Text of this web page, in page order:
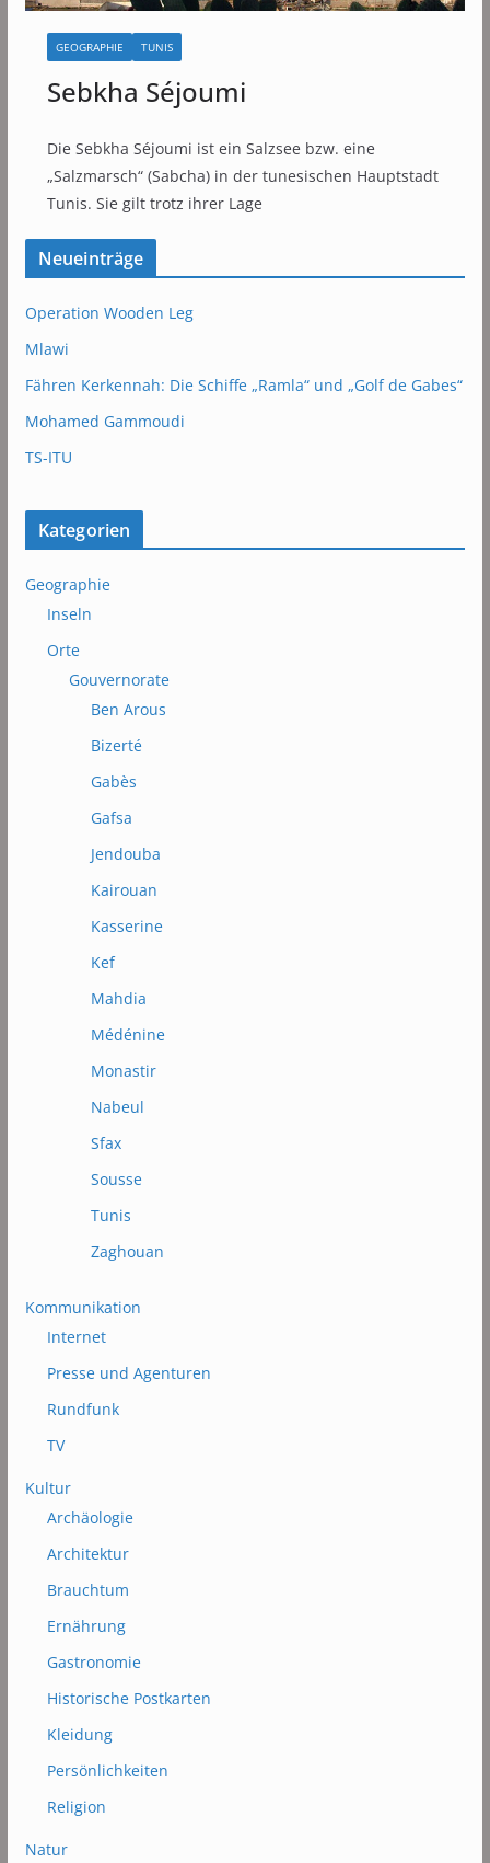
GEOGRAPHIE TUNIS
Sebkha Séjoumi
Die Sebkha Séjoumi ist ein Salzsee bzw. eine
„Salzmarsch“ (Sabcha) in der tunesischen Hauptstadt
Tunis. Sie gilt trotz ihrer Lage
Neueinträge
Operation Wooden Leg
Mlawi
Fähren Kerkennah: Die Schiffe „Ramla“ und „Golf de Gabes“
Mohamed Gammoudi
TS-ITU
Kategorien
Geographie
Inseln
Orte
Gouvernorate
Ben Arous
Bizerté
Gabès
Gafsa
Jendouba
Kairouan
Kasserine
Kef
Mahdia
Médénine
Monastir
Nabeul
Sfax
Sousse
Tunis
Zaghouan
Kommunikation
Internet
Presse und Agenturen
Rundfunk
TV
Kultur
Archäologie
Architektur
Brauchtum
Ernährung
Gastronomie
Historische Postkarten
Kleidung
Persönlichkeiten
Religion
Natur